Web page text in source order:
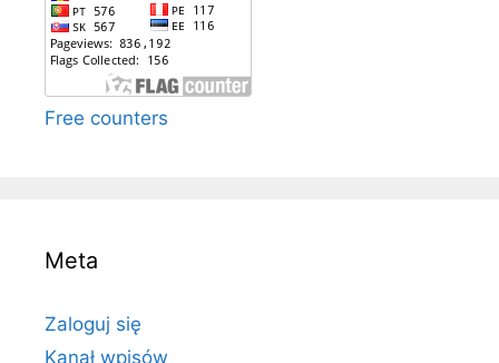
Free counters
Meta
Zaloguj się
Kanał wpisów